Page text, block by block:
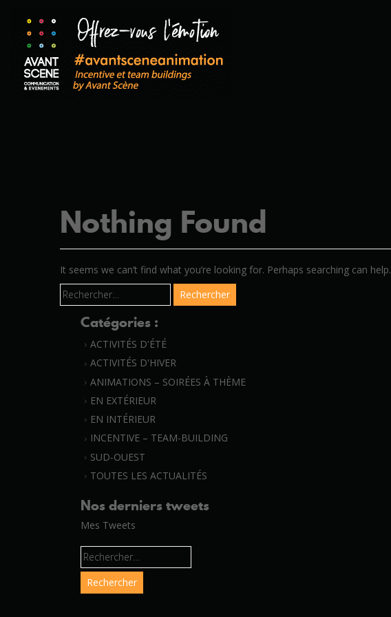
Nothing Found
It seems we can’t find what you’re looking for. Perhaps searching can help.
Rechercher :
Catégories :
ACTIVITÉS D'ÉTÉ
ACTIVITÉS D'HIVER
ANIMATIONS – SOIRÉES À THÈME
EN EXTÉRIEUR
EN INTÉRIEUR
INCENTIVE – TEAM-BUILDING
SUD-OUEST
TOUTES LES ACTUALITÉS
Nos derniers tweets
Mes Tweets
Rechercher :